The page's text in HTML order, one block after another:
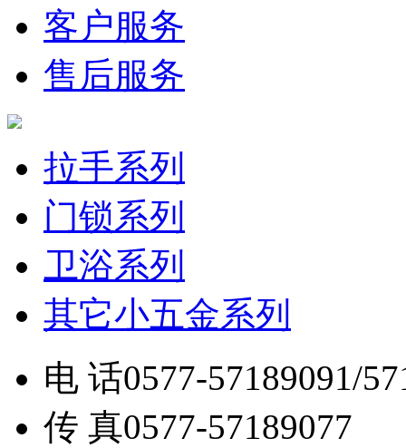
客户服务
售后服务
拉手系列
门锁系列
卫浴系列
其它小五金系列
电 话0577-57189091/
传 真0577-57189077